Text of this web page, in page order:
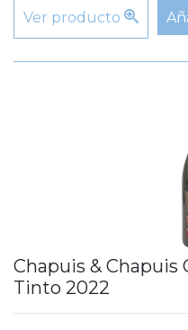
Ver producto
Chapuis & Chapuis
Tinto 2022